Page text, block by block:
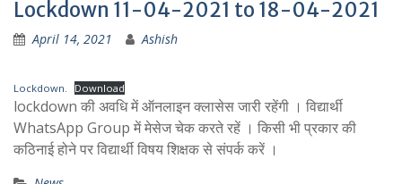
Lockdown 11-04-2021 to 18-04-2021
April 14, 2021 Ashish
Lockdown. Download
lockdown की अवधि में ऑनलाइन क्लासेस जारी रहेंगी । विद्यार्थी
WhatsApp Group में मेसेज चेक करते रहें । किसी भी प्रकार की
कठिनाई होने पर विद्यार्थी विषय शिक्षक से संपर्क करें ।